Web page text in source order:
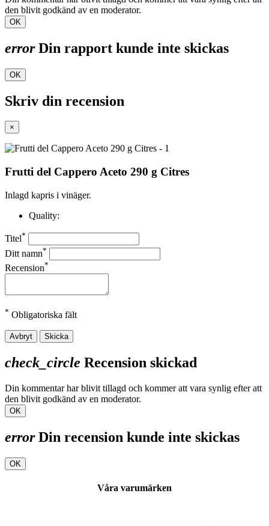
den blivit godkänd av en moderator.
OK
errorDin rapport kunde inte skickas
OK
Skriv din recension
×
Frutti del Cappero Aceto 290 g Citres
Inlagd kapris i vinäger.
Quality:
Titel*
Ditt namn*
Recension*
* Obligatoriska fält
Avbryt Skicka
check_circle Recension skickad
Din kommentar har blivit tillagd och kommer att vara synlig efter att
den blivit godkänd av en moderator.
OK
errorDin recension kunde inte skickas
OK
Våra varumärken